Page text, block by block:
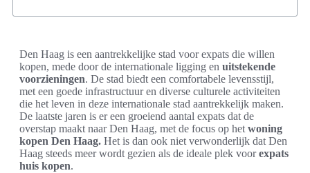
Den Haag is een aantrekkelijke stad voor expats die willen
kopen, mede door de internationale ligging en uitstekende
voorzieningen. De stad biedt een comfortabele levensstijl,
met een goede infrastructuur en diverse culturele activiteiten
die het leven in deze internationale stad aantrekkelijk maken.
De laatste jaren is er een groeiend aantal expats dat de
overstap maakt naar Den Haag, met de focus op het woning
kopen Den Haag. Het is dan ook niet verwonderlijk dat Den
Haag steeds meer wordt gezien als de ideale plek voorexpats
huis kopen.